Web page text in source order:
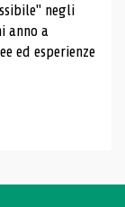
negli
anno a
ed esperienze